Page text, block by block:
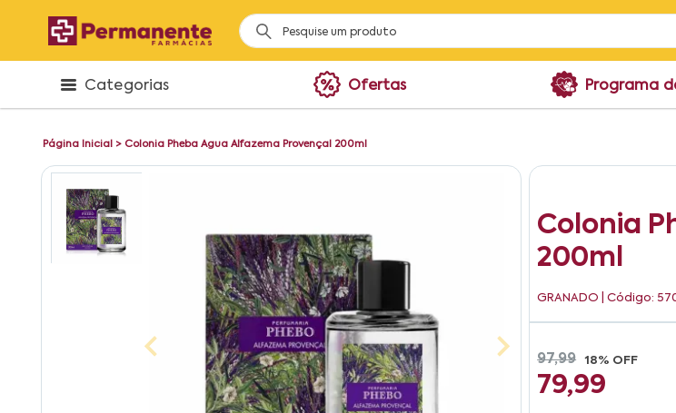
Categorias Ofertas Programa
Página Inicial > Colonia Pheba Agua Alfazema Provençal 200ml
Colonia
200ml
GRANADO | Código:
97,99 18% OFF
79,99